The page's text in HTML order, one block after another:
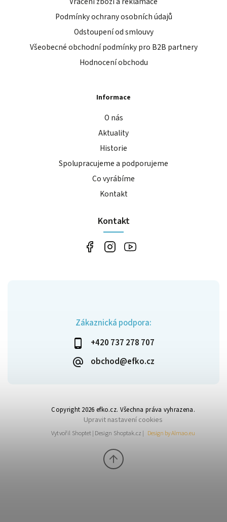
Zákaznická podpora:
+420 737 278 707
obchod@efko.cz
Podmínky ochrany osobních údajů
Odstoupení od smlouvy
Všeobecné obchodní podmínky pro B2B partnery
Hodnocení obchodu
Informace
O nás
Aktuality
Historie
Spolupracujeme a podporujeme
Co vyrábíme
Kontakt
Kontakt
Copyright 2026 efko.cz. Všechna práva vyhrazena.
Upravit nastavení cookies
Vytvořil Shoptet| Design Shoptak.cz | Design by Almao.eu